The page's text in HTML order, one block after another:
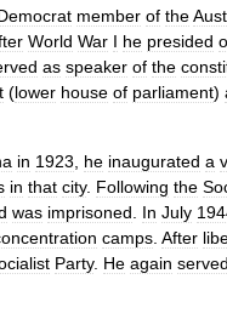
member of the
World War I he presided
as speaker of the
(lower house of parliament)
in 1923 he inaugurated a
in that city. Following the
was imprisoned In July
camps After
Party. He again served